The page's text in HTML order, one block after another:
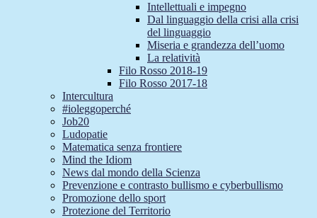
Intellettuali e impegno
Dal linguaggio della crisi alla crisi
del linguaggio
Miseria e grandezza dell’uomo
La relatività
Filo Rosso 2018-19
Filo Rosso 2017-18
Intercultura
#ioleggoperché
Job20
Ludopatie
Matematica senza frontiere
Mind the Idiom
News dal mondo della Scienza
Prevenzione e contrasto bullismo e cyberbullismo
Promozione dello sport
Protezione del Territorio